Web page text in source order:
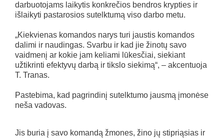
darbuotojams laikytis konkrečios bendros krypties ir
išlaikyti pastarosios sutelktumą viso darbo metu.
„Kiekvienas komandos narys turi jaustis komandos
dalimi ir naudingas. Svarbu ir kad jie žinotų savo
vaidmenį ar kokie jam keliami lūkesčiai, siekiant
užtikrinti efektyvų darbą ir tikslo siekimą“, – akcentuoja
T. Tranas.
Pastebima, kad pagrindinį sutelktumo jausmą įmonėse
neša vadovas.
Jis buria į savo komandą žmones, žino jų stipriąsias ir